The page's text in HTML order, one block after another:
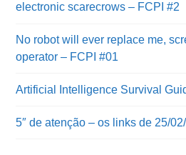
electronic scarecrows – FCPI #2
No robot will ever replace me,
operator – FCPI #01
Artificial Intelligence Survival
5″ de atenção – os links de 25/